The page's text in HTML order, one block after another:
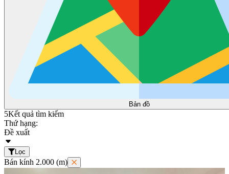
Bản đồ
5Kết quả tìm kiếm
Thứ hạng:
Đề xuất
Lọc
Bán kính 2.000 (m)